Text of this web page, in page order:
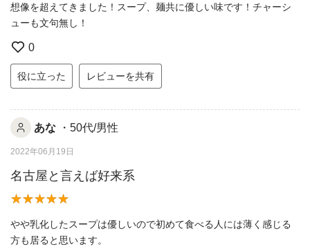
想像を超えてきました！スープ、麺共に優しい味です！チャーシ
ューも文句無し！
0
役に立った レビューを共有
あな ・50代/男性
2022年06月19日
名古屋と言えば好来系
やや乳化したスープは優しいので初めて食べる人には薄く感じる
方も居ると思います。